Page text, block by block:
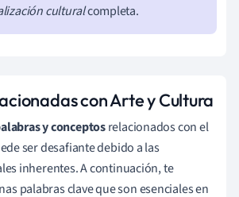
culturalcompleta.
con Arte y Cultura
y conceptosrelacionados con el
ser desafiante debido a las
inherentes. A continuación, te
palabras clave que son esenciales en